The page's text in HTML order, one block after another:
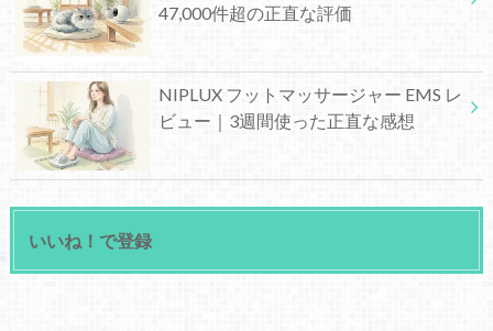
47,000件超の正直な評価
NIPLUX フットマッサージャー EMS レ
ビュー｜3週間使った正直な感想
いいね！で登録